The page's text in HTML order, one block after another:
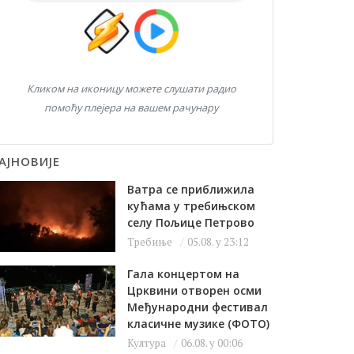
Кликом на иконицу можете слушати радио
помоћу плејера на вашем рачунару
Ватра се приближила
кућама у требињском
селу Пољице Петрово
Требиње 05.08. у 23:12
Гала концертом на
Црквини отворен осми
Међународни фестивал
класичне музике (ФОТО)
Култура 06.08. у 00:06